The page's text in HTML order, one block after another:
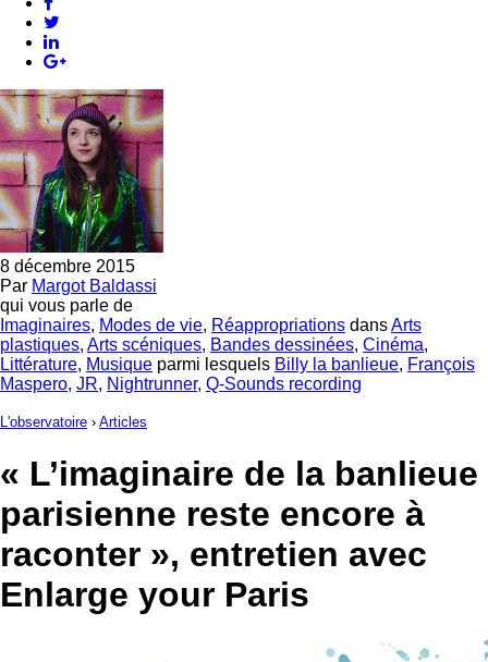
8 décembre 2015
Par Margot Baldassi
qui vous parle de
Imaginaires, Modes de vie, Réappropriations dansArts
plastiques, Arts scéniques, Bandes dessinées, Cinéma,
Littérature, Musique parmi lesquels Billy la banlieue, François
Maspero, JR, Nightrunner, Q-Sounds recording
L'observatoire › Articles
« L’imaginaire de la banlieue
parisienne reste encore à
raconter », entretien avec
Enlarge your Paris